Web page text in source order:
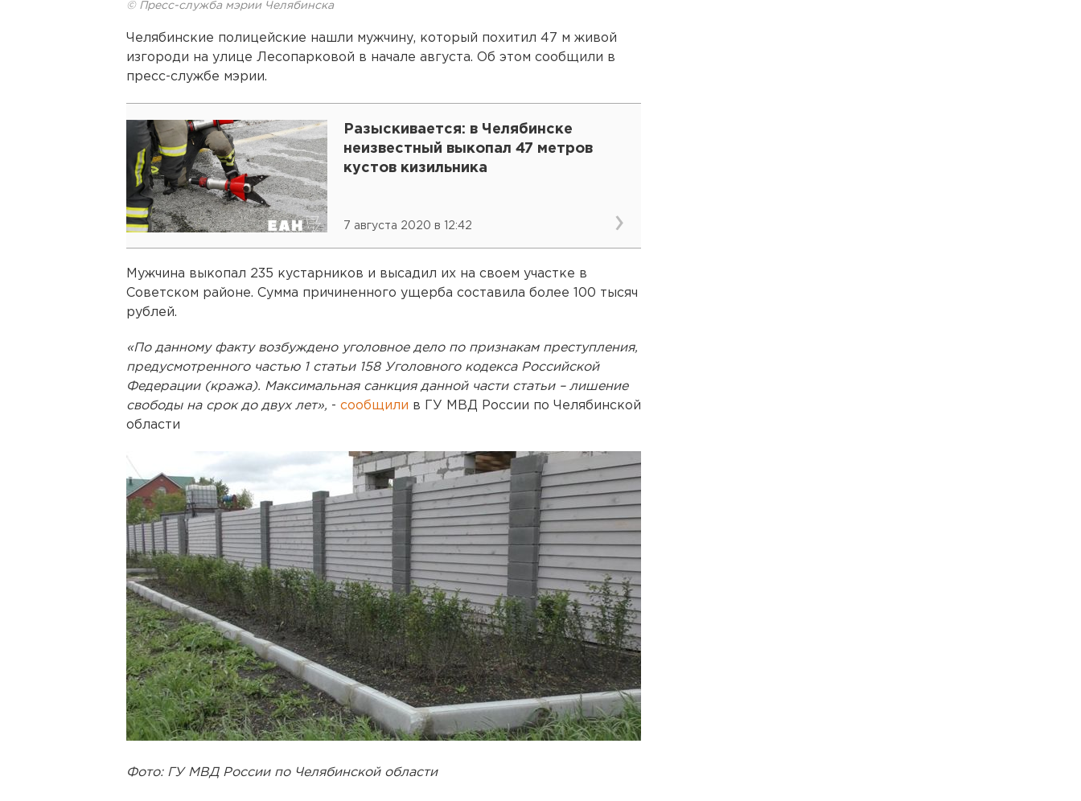
© Пресс-служба мэрии Челябинска
Челябинские полицейские нашли мужчину, который похитил 47 м живой
изгороди на улице Лесопарковой в начале августа. Об этом сообщили в
пресс-службе мэрии.
Разыскивается: в Челябинске
неизвестный выкопал 47 метров
кустов кизильника
7 августа 2020 в 12:42
Мужчина выкопал 235 кустарников и высадил их на своем участке в
Советском районе. Сумма причиненного ущерба составила более 100 тысяч
рублей.
«По данному факту возбуждено уголовное дело по признакам преступления,
предусмотренного частью 1 статьи 158 Уголовного кодекса Российской
Федерации (кража). Максимальная санкция данной части статьи – лишение
свободы на срок до двух лет», - сообщили в ГУ МВД России по Челябинской
области
Фото: ГУ МВД России по Челябинской области